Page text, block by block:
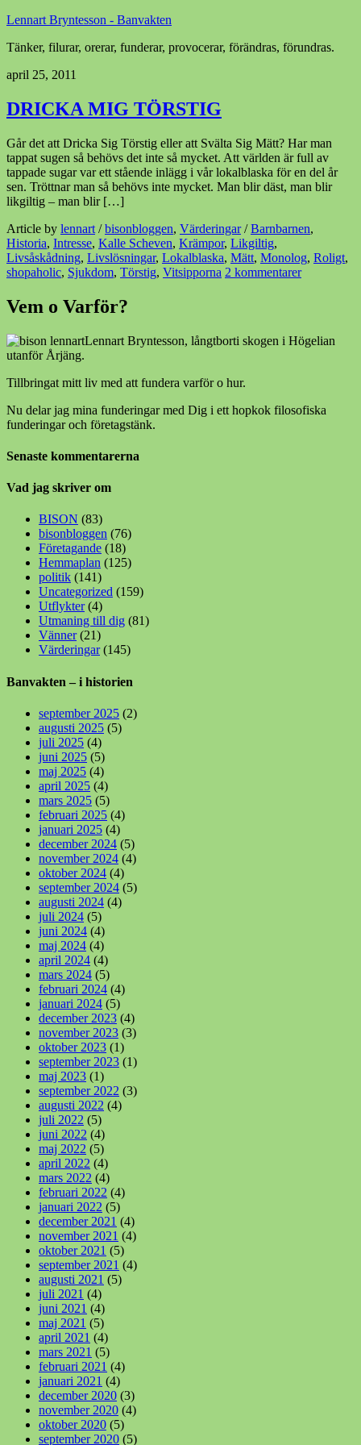
Lennart Bryntesson - Banvakten
Tänker, filurar, orerar, funderar, provocerar, förändras, förundras.
april 25, 2011
DRICKA MIG TÖRSTIG
Går det att Dricka Sig Törstig eller att Svälta Sig Mätt? Har man
tappat sugen så behövs det inte så mycket. Att världen är full av
tappade sugar var ett stående inlägg i vår lokalblaska för en del år
sen. Tröttnar man så behövs inte mycket. Man blir däst, man blir
likgiltig – man blir […]
Article by lennart /bisonbloggen, Värderingar /Barnbarnen,
Historia, Intresse, Kalle Scheven, Krämpor, Likgiltig,
Livsåskådning, Livslösningar, Lokalblaska, Mätt, Monolog, Roligt,
shopaholic, Sjukdom, Törstig, Vitsipporna 2 kommentarer
Vem o Varför?
Lennart Bryntesson, långtborti skogen i Högelian
utanför Årjäng.
Tillbringat mitt liv med att fundera varför o hur.
Nu delar jag mina funderingar med Dig i ett hopkok filosofiska
funderingar och företagstänk.
Senaste kommentarerna
Vad jag skriver om
BISON (83)
bisonbloggen (76)
Företagande (18)
Hemmaplan (125)
politik (141)
Uncategorized (159)
Utflykter(4)
Utmaning till dig (81)
Vänner(21)
Värderingar(145)
Banvakten – i historien
september 2025 (2)
augusti 2025 (5)
juli 2025 (4)
juni 2025 (5)
maj 2025 (4)
april 2025 (4)
mars 2025 (5)
februari 2025 (4)
januari 2025 (4)
december 2024 (5)
november 2024 (4)
oktober 2024 (4)
september 2024 (5)
augusti 2024 (4)
juli 2024 (5)
juni 2024 (4)
maj 2024 (4)
april 2024 (4)
mars 2024 (5)
februari 2024 (4)
januari 2024 (5)
december 2023 (4)
november 2023 (3)
oktober 2023 (1)
september 2023 (1)
maj 2023 (1)
september 2022 (3)
augusti 2022 (4)
juli 2022 (5)
juni 2022 (4)
maj 2022 (5)
april 2022 (4)
mars 2022 (4)
februari 2022 (4)
januari 2022 (5)
december 2021 (4)
november 2021 (4)
oktober 2021 (5)
september 2021 (4)
augusti 2021 (5)
juli 2021 (4)
juni 2021 (4)
maj 2021 (5)
april 2021 (4)
mars 2021 (5)
februari 2021 (4)
januari 2021 (4)
december 2020 (3)
november 2020 (4)
oktober 2020 (5)
september 2020 (5)